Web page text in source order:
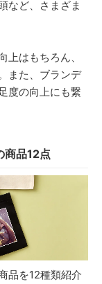
など、さまざま
上はもちろん、
また、ブランデ
度の向上にも繋
商品12点
品を12種類紹介